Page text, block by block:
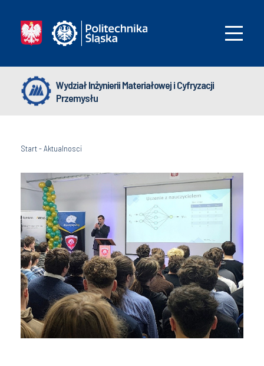
Wydział Inżynierii Materiałowej i Cyfryzacji
Przemysłu
Start-Aktualnosci